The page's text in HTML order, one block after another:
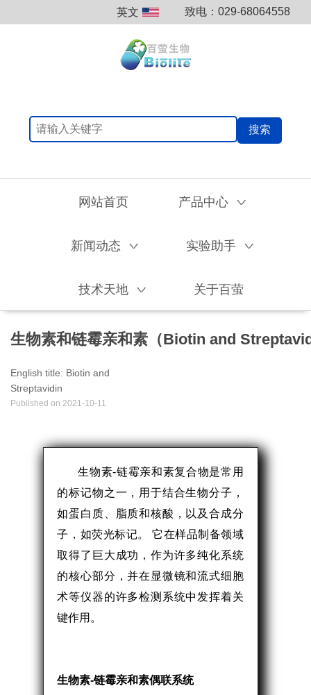
英文 致电：029-68064558
搜索
网站首页 产品中心 V
新闻动态 V 实验助手 V
技术天地 V 关于百萤
生物素和链霉亲和素（Biotin and
English title: Biotin and
Streptavidin
Published on 2021-10-11
生物素-链霉亲和素复合物是常用
的标记物之一，用于结合生物分子，
如蛋白质、脂质和核酸，以及合成分
子，如荧光标记。 它在样品制备领域
取得了巨大成功，作为许多纯化系统
的核心部分，并在显微镜和流式细胞
术等仪器的许多检测系统中发挥着关
键作用。
生物素-链霉亲和素偶联系统